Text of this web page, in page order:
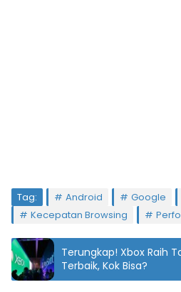
Tag: Android Google
Kecepatan Browsing
Terungkap! Xbox Raih
Terbaik, Kok Bisa?